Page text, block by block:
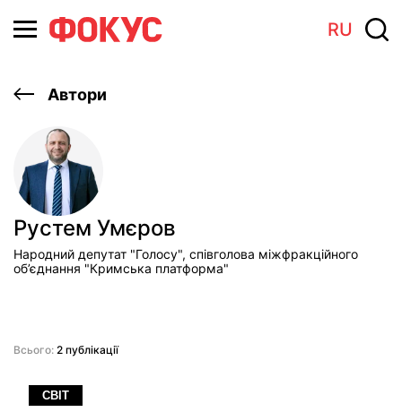
RU
Автори
Рустем Умєров
Народний депутат "Голосу", співголова міжфракційного
об’єднання "Кримська платформа"
Всього: 2 публікації
СВІТ